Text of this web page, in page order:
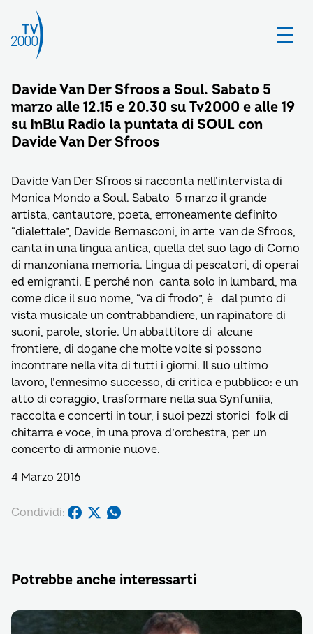
Davide Van Der Sfroos a Soul. Sabato 5
marzo alle 12.15 e 20.30 su Tv2000 e alle 19
su InBlu Radio la puntata di SOUL con
Davide Van Der Sfroos
Davide Van Der Sfroos si racconta nell’intervista di
Monica Mondo a Soul. Sabato 5 marzo il grande
artista, cantautore, poeta, erroneamente definito
“dialettale”, Davide Bernasconi, in arte van de Sfroos,
canta in una lingua antica, quella del suo lago di Como
di manzoniana memoria. Lingua di pescatori, di operai
ed emigranti. E perché non canta solo in lumbard, ma
come dice il suo nome, “va di frodo”, è dal punto di
vista musicale un contrabbandiere, un rapinatore di
suoni, parole, storie. Un abbattitore di alcune
frontiere, di dogane che molte volte si possono
incontrare nella vita di tutti i giorni. Il suo ultimo
lavoro, l’ennesimo successo, di critica e pubblico: e un
atto di coraggio, trasformare nella sua Synfuniia,
raccolta e concerti in tour, i suoi pezzi storici folk di
chitarra e voce, in una prova d’orchestra, per un
concerto di armonie nuove.
4 Marzo 2016
Condividi:
Potrebbe anche interessarti